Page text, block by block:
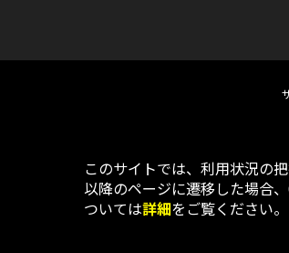
このサイトでは、利用状況の
以降のページに遷移した場合
ついては詳細をご覧ください。